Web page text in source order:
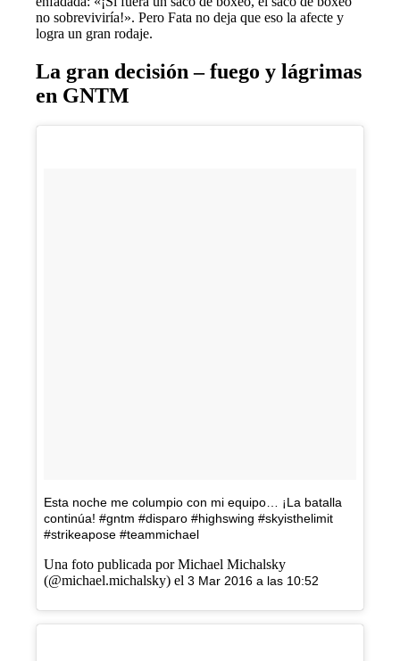
no sobreviviría!». Pero Fata no deja que eso la afecte y
logra un gran rodaje.
La gran decisión – fuego y lágrimas
en GNTM
Esta noche me columpio con mi equipo… ¡La batalla
continúa! #gntm #disparo #highswing #skyisthelimit
#strikeapose #teammichael
Una foto publicada por Michael Michalsky
(@michael.michalsky) el3 Mar 2016 a las 10:52